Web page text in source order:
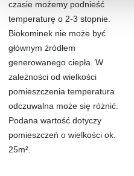
czasie możemy podnieść
temperaturę o 2-3 stopnie.
Biokominek nie może być
głównym źródłem
generowanego ciepła. W
zależności od wielkości
pomieszczenia temperatura
odczuwalna może się różnić.
Podana wartość dotyczy
pomieszczeń o wielkości ok.
25m².